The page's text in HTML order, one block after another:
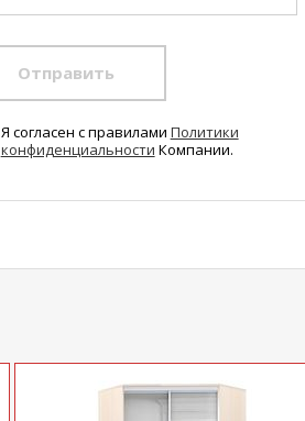
Отправить
Я согласен c правилами Политики
конфиденциальности Компании.